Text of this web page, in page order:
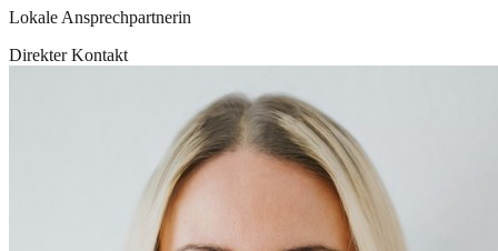
Lokale Ansprechpartnerin
Direkter Kontakt